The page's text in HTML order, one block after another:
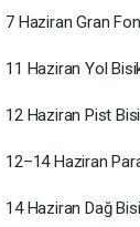
7 Haziran Gran
11 Haziran Yol
12 Haziran Pist
12–14 Haziran
14 Haziran Dağ